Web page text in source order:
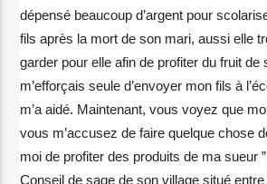
Elyon Hits
Elyon Live
dépensé beaucoup d’argent pour
fils après la mort de son mari, aussi elle
garder pour elle afin de profiter du fruit de
m’efforçais seule d’envoyer mon fils à
m’a aidé. Maintenant, vous voyez que
vous m’accusez de faire quelque chose
moi de profiter des produits de ma sueur
Conseil de sage de son village situé